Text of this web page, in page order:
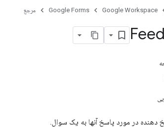
Google Workspace
Google Forms مرجع
دهنده در مورد پاسخ آنها به یک سوال.